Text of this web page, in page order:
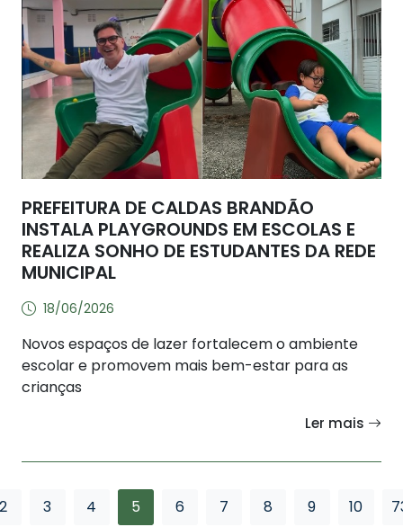
PREFEITURA DE CALDAS BRANDÃO
INSTALA PLAYGROUNDS EM ESCOLAS E
REALIZA SONHO DE ESTUDANTES DA REDE
MUNICIPAL
18/06/2026
Novos espaços de lazer fortalecem o ambiente
escolar e promovem mais bem-estar para as
crianças
Ler mais
2 3 4 5 6 7 8 9 10